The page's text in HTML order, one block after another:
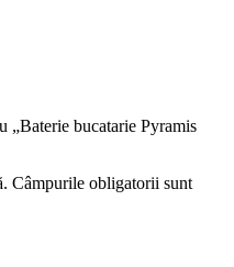
„Baterie bucatarie Pyramis
Câmpurile obligatorii sunt